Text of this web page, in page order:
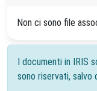
Non ci sono file
I documenti in IRIS
sono riservati, salvo